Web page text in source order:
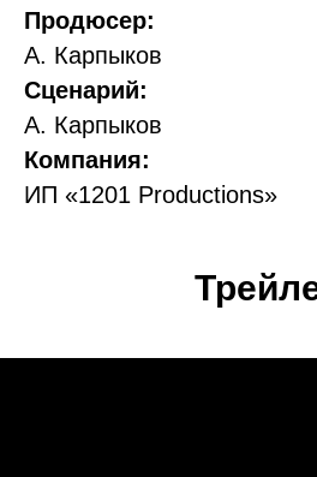
Продюсер:
А. Карпыков
Сценарий:
А. Карпыков
Компания:
ИП «1201 Productions»